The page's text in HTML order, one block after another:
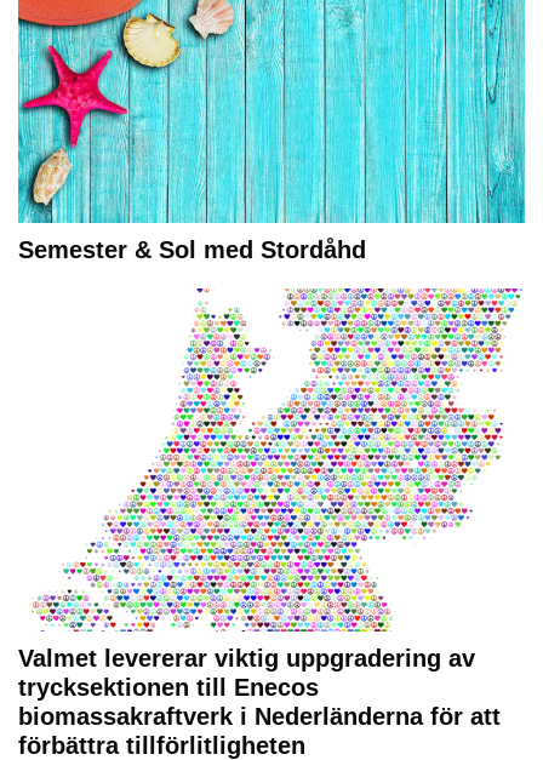
Semester & Sol med Stordåhd
Valmet levererar viktig uppgradering av
trycksektionen till Enecos
biomassakraftverk i Nederländerna för att
förbättra tillförlitligheten